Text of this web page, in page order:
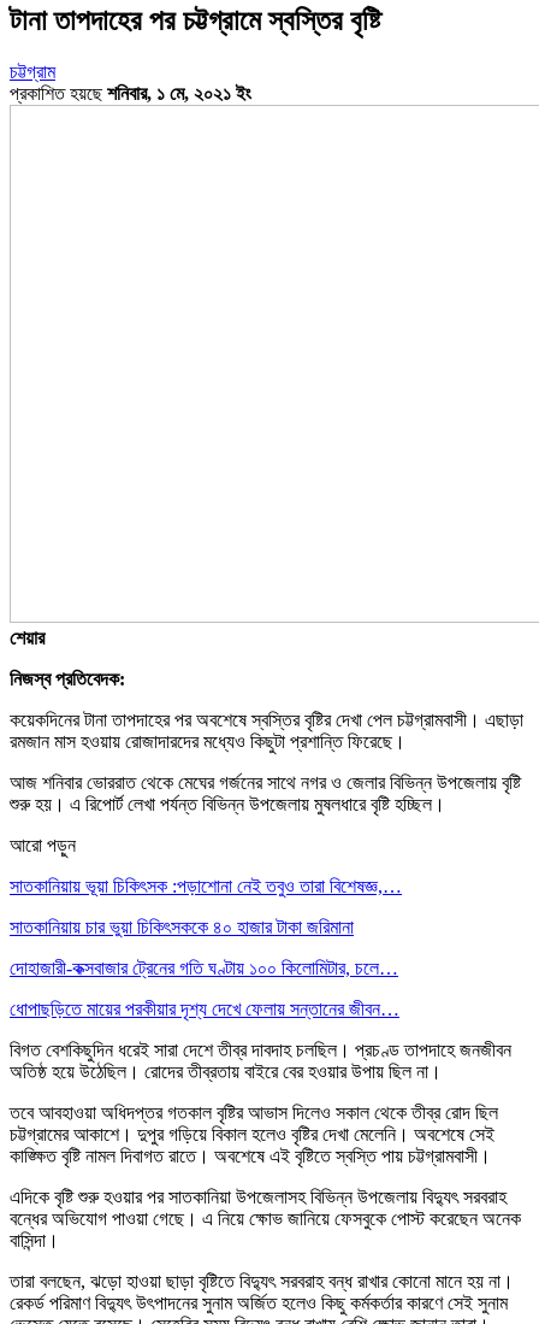
টানা তাপদাহের পর চট্টগ্রামে স্বস্তির বৃষ্টি
চট্টগ্রাম
প্রকাশিত হয়ছেশনিবার, ১ মে, ২০২১ ইং
শেয়ার
নিজস্ব প্রতিবেদক:
কয়েকদিনের টানা তাপদাহের পর অবশেষে স্বস্তির বৃষ্টির দেখা পেল চট্টগ্রামবাসী। এছাড়া
রমজান মাস হওয়ায় রোজাদারদের মধ্যেও কিছুটা প্রশান্তি ফিরেছে।
আজ শনিবার ভোররাত থেকে মেঘের গর্জনের সাথে নগর ও জেলার বিভিন্ন উপজেলায় বৃষ্টি
শুরু হয়। এ রিপোর্ট লেখা পর্যন্ত বিভিন্ন উপজেলায় মুষলধারে বৃষ্টি হচ্ছিল।
আরো পড়ুন
সাতকানিয়ায় ভূয়া চিকিৎসক :পড়াশোনা নেই তবুও তারা বিশেষজ্ঞ,…
সাতকানিয়ায় চার ভুয়া চিকিৎসককে ৪০ হাজার টাকা জরিমানা
দোহাজারী-কক্সবাজার ট্রেনের গতি ঘণ্টায় ১০০ কিলোমিটার, চলে…
ধোপাছড়িতে মায়ের পরকীয়ার দৃশ্য দেখে ফেলায় সন্তানের জীবন…
বিগত বেশকিছুদিন ধরেই সারা দেশে তীব্র দাবদাহ চলছিল। প্রচণ্ড তাপদাহে জনজীবন
অতিষ্ঠ হয়ে উঠেছিল। রোদের তীব্রতায় বাইরে বের হওয়ার উপায় ছিল না।
তবে আবহাওয়া অধিদপ্তর গতকাল বৃষ্টির আভাস দিলেও সকাল থেকে তীব্র রোদ ছিল
চট্টগ্রামের আকাশে। দুপুর গড়িয়ে বিকাল হলেও বৃষ্টির দেখা মেলেনি। অবশেষে সেই
কাঙ্ক্ষিত বৃষ্টি নামল দিবাগত রাতে। অবশেষে এই বৃষ্টিতে স্বস্তি পায় চট্টগ্রামবাসী।
এদিকে বৃষ্টি শুরু হওয়ার পর সাতকানিয়া উপজেলাসহ বিভিন্ন উপজেলায় বিদ্যুৎ সরবরাহ
বন্ধের অভিযোগ পাওয়া গেছে। এ নিয়ে ক্ষোভ জানিয়ে ফেসবুকে পোস্ট করেছেন অনেক
বাসিন্দা।
তারা বলছেন, ঝড়ো হাওয়া ছাড়া বৃষ্টিতে বিদ্যুৎ সরবরাহ বন্ধ রাখার কোনো মানে হয় না।
রেকর্ড পরিমাণ বিদ্যুৎ উৎপাদনের সুনাম অর্জিত হলেও কিছু কর্মকর্তার কারণে সেই সুনাম